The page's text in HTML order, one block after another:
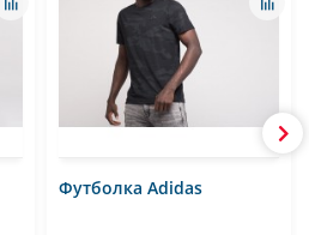
Футболка Adidas